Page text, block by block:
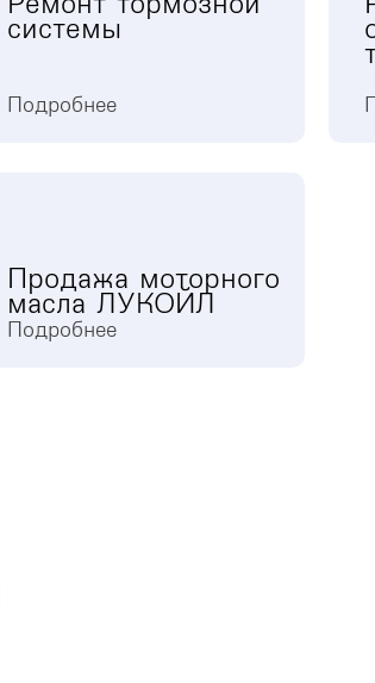
системы
Подробнее
Продажа моторного
масла ЛУКОЙЛ
Подробнее